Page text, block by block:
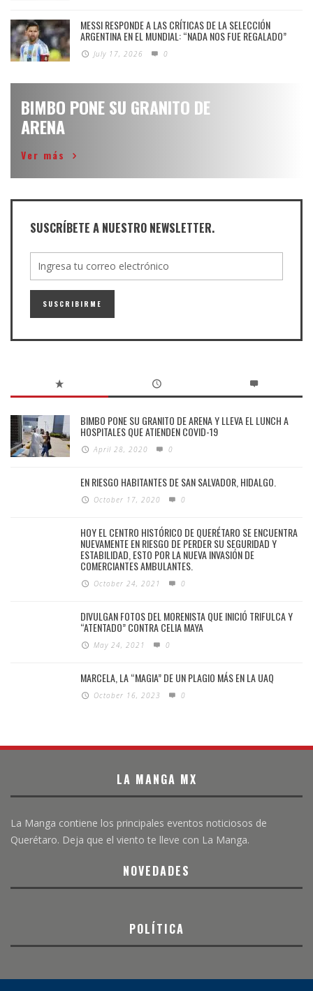
MESSI RESPONDE A LAS CRÍTICAS DE LA SELECCIÓN
ARGENTINA EN EL MUNDIAL: “NADA NOS FUE REGALADO”
July 17, 2026 0
BIMBO PONE SU GRANITO DE
ARENA
Ver más
SUSCRÍBETE A NUESTRO NEWSLETTER.
BIMBO PONE SU GRANITO DE ARENA Y LLEVA EL LUNCH A
HOSPITALES QUE ATIENDEN COVID-19
April 28, 2020 0
EN RIESGO HABITANTES DE SAN SALVADOR, HIDALGO.
October 17, 2020 0
HOY EL CENTRO HISTÓRICO DE QUERÉTARO SE ENCUENTRA
NUEVAMENTE EN RIESGO DE PERDER SU SEGURIDAD Y
ESTABILIDAD, ESTO POR LA NUEVA INVASIÓN DE
COMERCIANTES AMBULANTES.
October 24, 2021 0
DIVULGAN FOTOS DEL MORENISTA QUE INICIÓ TRIFULCA Y
“ATENTADO” CONTRA CELIA MAYA
May 24, 2021 0
MARCELA, LA “MAGIA” DE UN PLAGIO MÁS EN LA UAQ
October 16, 2023 0
LA MANGA MX
La Manga contiene los principales eventos noticiosos de
Querétaro. Deja que el viento te lleve con La Manga.
NOVEDADES
POLÍTICA